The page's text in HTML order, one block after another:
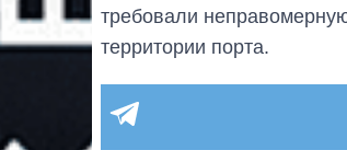
требовали
территории порта.